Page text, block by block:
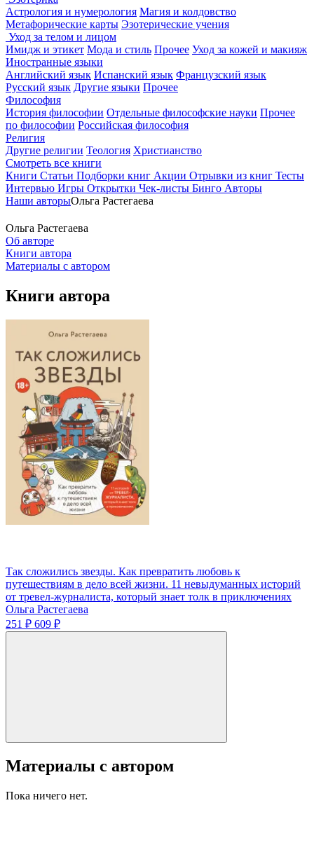
Астрология и нумерология Магия и колдовство
Метафорические карты Эзотерические учения
Уход за телом и лицом
Имидж и этикет Мода и стиль Прочее Уход за кожей и макияж
Иностранные языки
Английский язык Испанский язык Французский язык
Русский язык Другие языки Прочее
Философия
История философии Отдельные философские науки Прочее
по философии Российская философия
Религия
Другие религии Теология Христианство
Смотреть все книги
Книги Статьи Подборки книг Акции Отрывки из книг Тесты
Интервью Игры Открытки Чек-листы Бинго Авторы
Наши авторыОльга Растегаева
Ольга Растегаева
Об авторе
Книги автора
Материалы с автором
Книги автора
Так сложились звезды. Как превратить любовь к
путешествиям в дело всей жизни. 11 невыдуманных историй
от тревел-журналиста, который знает толк в приключениях
Ольга Растегаева
251 ₽ 609 ₽
Материалы с автором
Пока ничего нет.